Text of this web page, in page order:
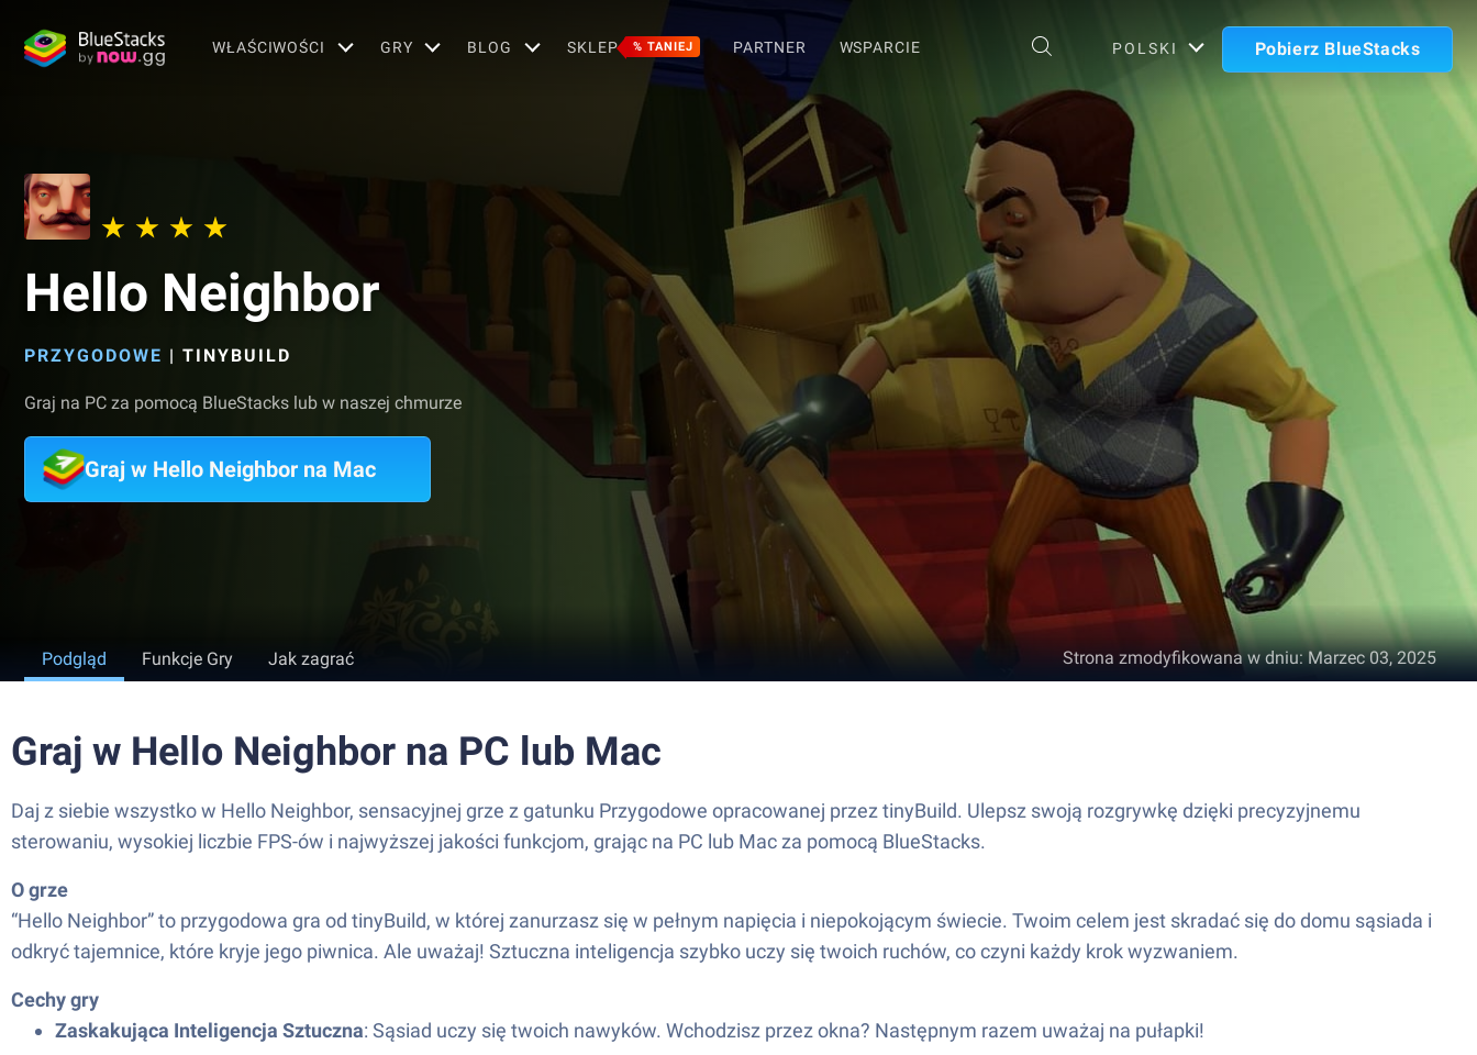
WŁAŚCIWOŚCI GRY BLOG SKLEP % TANIEJ PARTNER WSPARCIE POLSKI Pobierz BlueStacks
Hello Neighbor
PRZYGODOWE | TINYBUILD
Graj na PC za pomocą BlueStacks lub w naszej chmurze
Graj w Hello Neighbor na Mac
Podgląd Funkcje Gry Jak zagrać Strona zmodyfikowana w dniu:Marzec 03, 2025
Graj w Hello Neighbor na PC lub Mac
Daj z siebie wszystko w Hello Neighbor, sensacyjnej grze z gatunku Przygodowe opracowanej przez tinyBuild. Ulepsz swoją rozgrywkę dzięki precyzyjnemu
sterowaniu, wysokiej liczbie FPS-ów i najwyższej jakości funkcjom, grając na PC lub Mac za pomocą BlueStacks.
O grze
“Hello Neighbor” to przygodowa gra od tinyBuild, w której zanurzasz się w pełnym napięcia i niepokojącym świecie. Twoim celem jest skradać się do domu sąsiada i
odkryć tajemnice, które kryje jego piwnica. Ale uważaj! Sztuczna inteligencja szybko uczy się twoich ruchów, co czyni każdy krok wyzwaniem.
Cechy gry
Zaskakująca Inteligencja Sztuczna: Sąsiad uczy się twoich nawyków. Wchodzisz przez okna? Następnym razem uważaj na pułapki!